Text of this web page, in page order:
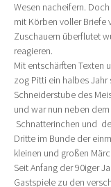
Wesen nacheifern.
mit Körben voller Briefe
Zuschauern überflutet
reagieren.
Mit entschärften Texten
zog Pitti ein halbes Jahr
Schneiderstube des
und war nun neben
Schnatterinchen und
Dritte im Bunde der
kleinen und großen
Seit Anfang der 90iger
Gastspiele zu den